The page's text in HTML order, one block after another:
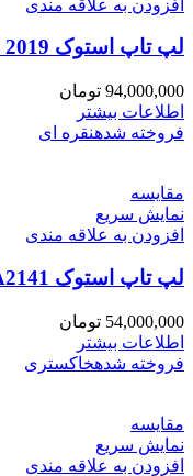
افزودن به علاقه مندی
لپ تاپ استوک Macbook pro 2019
94,000,000 تومان
اطلاعات بیشتر
فروخته شدهنقره ای
مقايسه
نمایش سریع
افزودن به علاقه مندی
لپ تاپ استوک Macbook pro 2019 A2141
54,000,000 تومان
اطلاعات بیشتر
فروخته شدهخاکستری
مقايسه
نمایش سریع
افزودن به علاقه مندی